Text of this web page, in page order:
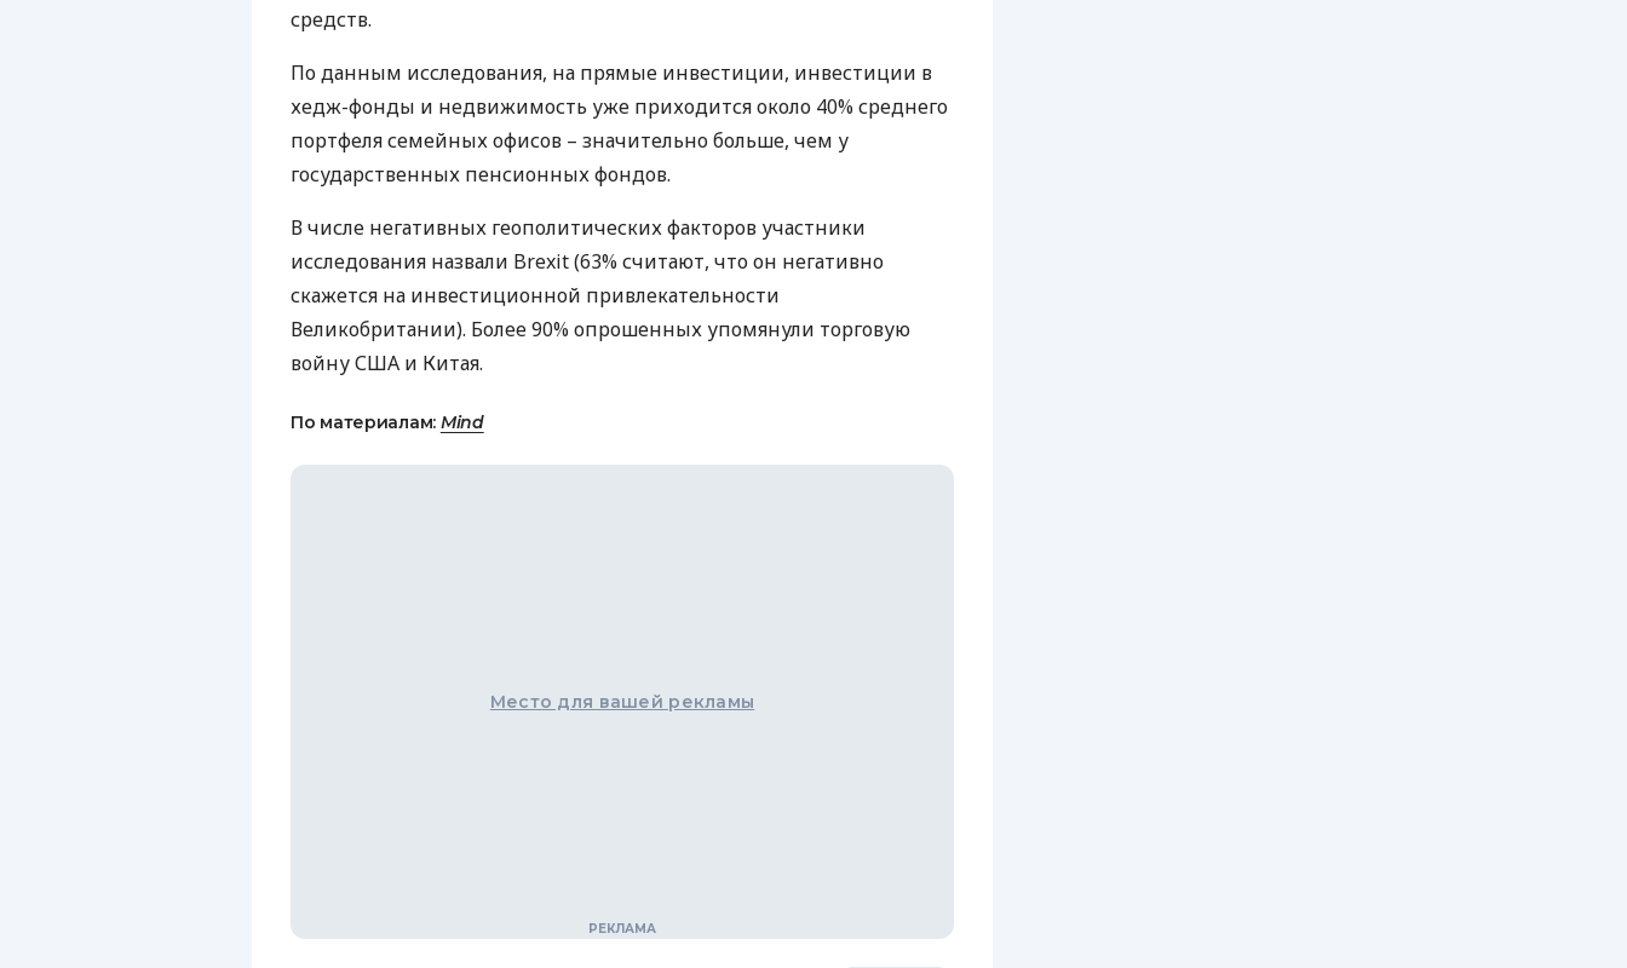
средств.
По данным исследования, на прямые инвестиции, инвестиции в
хедж-фонды и недвижимость уже приходится около 40% среднего
портфеля семейных офисов – значительно больше, чем у
государственных пенсионных фондов.
В числе негативных геополитических факторов участники
исследования назвали Brexit (63% считают, что он негативно
скажется на инвестиционной привлекательности
Великобритании). Более 90% опрошенных упомянули торговую
войнуСША и Китая.
По материалам: Mind
Место для вашей рекламы